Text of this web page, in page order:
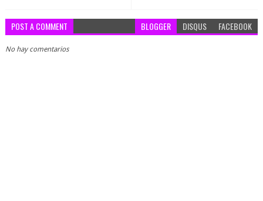
POST A COMMENT BLOGGER DISQUS FACEBOOK
No hay comentarios